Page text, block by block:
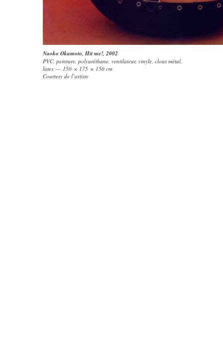
Naoko Okamoto, Hit me!, 2002
PVC, peinture, polyuréthane, ventilateur, vinyle, clous métal,
latex — 150 × 175 × 150 cm
Courtesy de l’artiste